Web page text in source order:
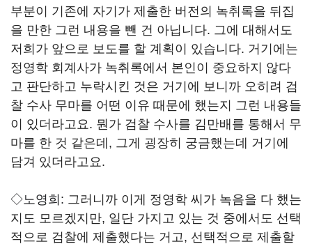
부분이 기존에 자기가 제출한 버전의 녹취록을 뒤집
을 만한 그런 내용을 뺀 건 아닙니다. 그에 대해서도
저희가 앞으로 보도를 할 계획이 있습니다. 거기에는
정영학 회계사가 녹취록에서 본인이 중요하지 않다
고 판단하고 누락시킨 것은 거기에 보니까 오히려 검
찰 수사 무마를 어떤 이유 때문에 했는지 그런 내용들
이 있더라고요. 뭔가 검찰 수사를 김만배를 통해서 무
마를 한 것 같은데, 그게 굉장히 궁금했는데 거기에
담겨 있더라고요.
◇노영희: 그러니까 이게 정영학 씨가 녹음을 다 했는
지도 모르겠지만, 일단 가지고 있는 것 중에서도 선택
적으로 검찰에 제출했다는 거고, 선택적으로 제출할